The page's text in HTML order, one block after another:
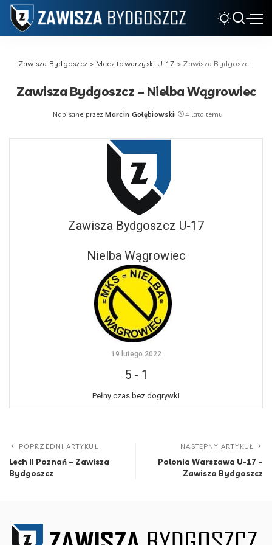
Zawisza Bydgoszcz > Mecz towarzyski U-17 > Zawisza Bydgoszcz – Nielba Wągrowiec
Zawisza Bydgoszcz – Nielba Wągrowiec
Posted
Napisane przez Marcin Gołębiowski 4 lata temu
Zawisza Bydgoszcz U-17
Nielba Wągrowiec
19 lutego 2022
5- 1
Pełny czas bez dogrywki
POPRZEDNI ARTYKUŁ
Lech II Poznań – Zawisza
Bydgoszcz
NASTĘPNY ARTYKUŁ
Polonia Warszawa U-17 –
Zawisza Bydgoszcz